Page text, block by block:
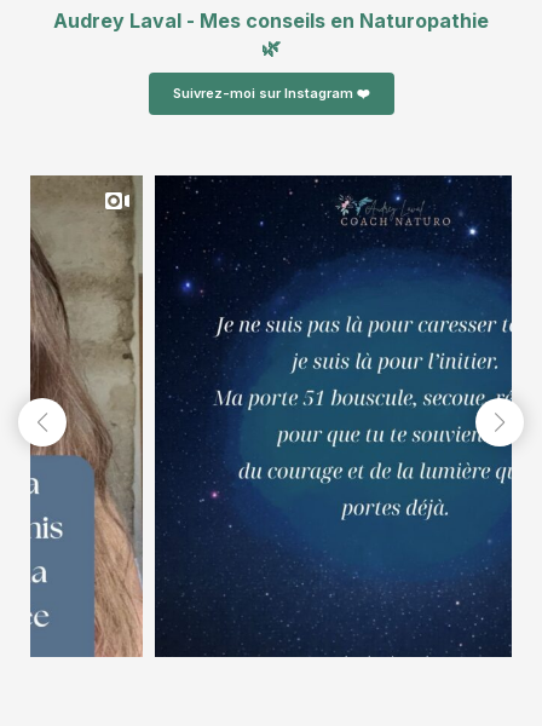
Audrey Laval - Mes conseils en Naturopathie
🌿
Suivrez-moi sur Instagram ❤️